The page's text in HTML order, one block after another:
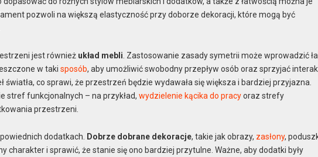
pozwoli na większą elastyczność przy doborze dekoracji, które mogą być
jest również układ mebli. Zastosowanie zasady symetrii może wprowadzić
w takisposób, aby umożliwić swobodny przepływ osób oraz sprzyjać
światła, co sprawi, że przestrzeń będzie wydawała się większa i bardziej przyjazna.
stref funkcjonalnych – na przykład,wydzielenie kącika do pracyoraz strefy
przestrzeni.
dodatkach. Dobrze dobrane dekoracje, takie jak obrazy, zasłony,
charakter i sprawić, że stanie się ono bardziej przytulne. Ważne, aby dodatki były